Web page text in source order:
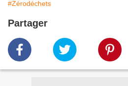
#Zérodéchets
Partager